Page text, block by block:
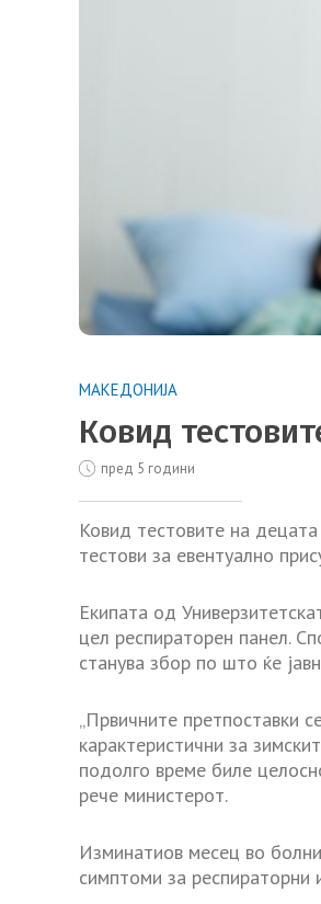
МАКЕДОНИЈА
Ковид
пред 5 години
Ковид тестовите на
тестови за евентуално
Екипата од
цел респираторен панел.
станува збор по што ќе
„Првичните претпоставки
карактеристични за
подолго време биле
рече министерот.
Изминатиов месец во
симптоми за респираторни